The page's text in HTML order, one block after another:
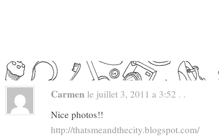
Carmen le juillet 3, 2011 a 3:52 . .
Nice photos!!
http://thatsmeandthecity.blogspot.com/